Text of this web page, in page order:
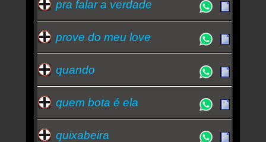
pra falar a verdade
prove do meu love
quando
quem bota é ela
quixabeira